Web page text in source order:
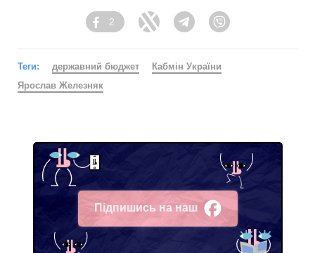
Facebook
2
Twitter TelegramViber
Теги: державний бюджет
Кабмін України
Ярослав Железняк
Підпишись на наш
Facebook